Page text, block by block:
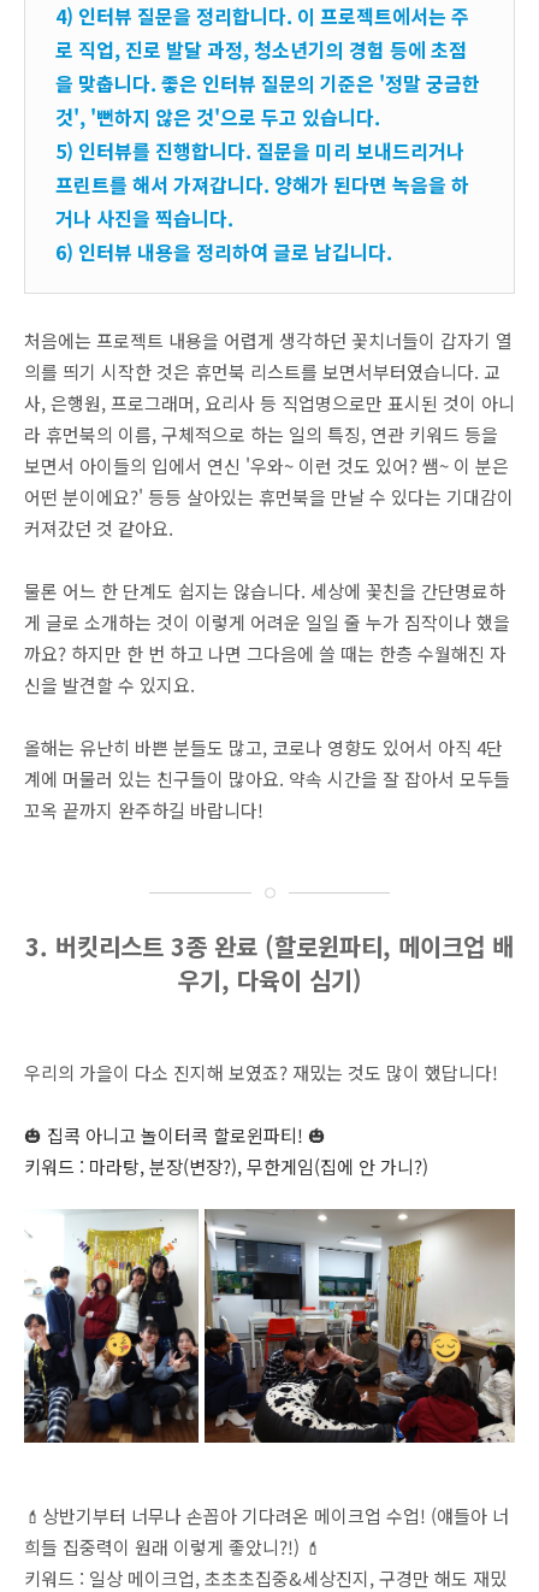
4) 인터뷰 질문을 정리합니다. 이 프로젝트에서는 주
로 직업, 진로 발달 과정, 청소년기의 경험 등에 초점
을 맞춥니다. 좋은 인터뷰 질문의 기준은 '정말 궁금한
것', '뻔하지 않은 것'으로 두고 있습니다.
5) 인터뷰를 진행합니다. 질문을 미리 보내드리거나
프린트를 해서 가져갑니다. 양해가 된다면 녹음을 하
거나 사진을 찍습니다.
6) 인터뷰 내용을 정리하여 글로 남깁니다.
처음에는 프로젝트 내용을 어렵게 생각하던 꽃치너들이 갑자기 열
의를 띄기 시작한 것은 휴먼북 리스트를 보면서부터였습니다. 교
사, 은행원, 프로그래머, 요리사 등 직업명으로만 표시된 것이 아니
라 휴먼북의 이름, 구체적으로 하는 일의 특징, 연관 키워드 등을
보면서 아이들의 입에서 연신 '우와~ 이런 것도 있어? 쌤~ 이 분은
어떤 분이에요?' 등등 살아있는 휴먼북을 만날 수 있다는 기대감이
커져갔던 것 같아요.
물론 어느 한 단계도 쉽지는 않습니다. 세상에 꽃친을 간단명료하
게 글로 소개하는 것이 이렇게 어려운 일일 줄 누가 짐작이나 했을
까요? 하지만 한 번 하고 나면 그다음에 쓸 때는 한층 수월해진 자
신을 발견할 수 있지요.
올해는 유난히 바쁜 분들도 많고, 코로나 영향도 있어서 아직 4단
계에 머물러 있는 친구들이 많아요. 약속 시간을 잘 잡아서 모두들
꼬옥 끝까지 완주하길 바랍니다!
3. 버킷리스트 3종 완료 (할로윈파티, 메이크업 배
우기, 다육이 심기)
우리의 가을이 다소 진지해 보였죠? 재밌는 것도 많이 했답니다!
🎃 집콕 아니고 놀이터콕 할로윈파티! 🎃
키워드 : 마라탕, 분장(변장?), 무한게임(집에 안 가니?)
💄상반기부터 너무나 손꼽아 기다려온 메이크업 수업! (얘들아 너
희들 집중력이 원래 이렇게 좋았니?!) 💄
키워드 : 일상 메이크업, 초초초집중&세상진지, 구경만 해도 재밌